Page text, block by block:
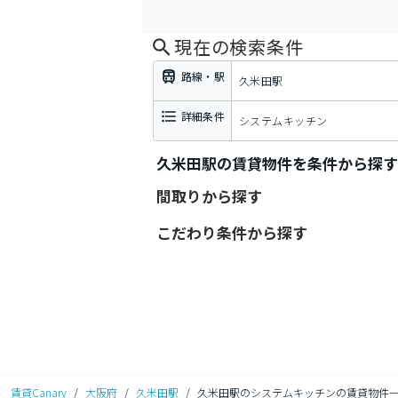
現在の検索条件
路線・駅 久米田駅
詳細条件 システムキッチン
久米田駅の賃貸物件を条件から探す
間取りから探す
こだわり条件から探す
賃貸Canary / 大阪府 / 久米田駅 / 久米田駅のシステムキッチンの賃貸物件